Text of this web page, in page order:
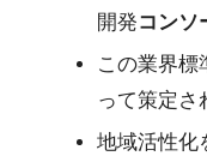
開発コンソ
この業界標
って策定さ
地域活性化